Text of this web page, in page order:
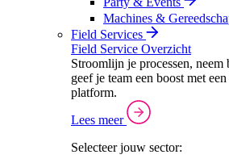
Machines &
Field Services
Field Service Overzicht
Stroomlijn je processen, neem
geef je team een boost met
platform.
Lees meer
Selecteer jouw sector: